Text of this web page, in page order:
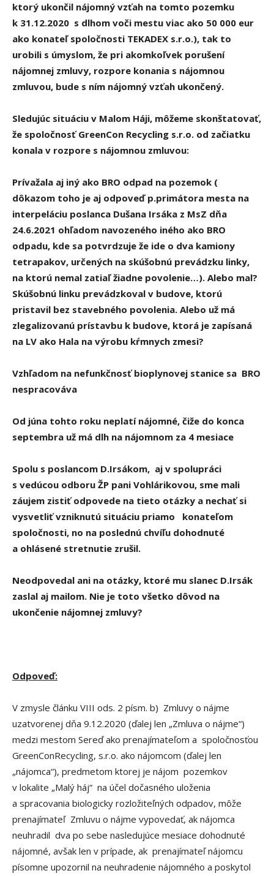
ktorý ukončil nájomný vzťah na tomto pozemku
k 31.12.2020 s dlhom voči mestu viac ako 50 000 eur
ako konateľ spoločnosti TEKADEX s.r.o.), tak to
urobili s úmyslom, že pri akomkoľvek porušení
nájomnej zmluvy, rozpore konania s nájomnou
zmluvou, bude s ním nájomný vzťah ukončený.
Sledujúc situáciu v Malom Háji, môžeme skonštatovať,
že spoločnosť GreenCon Recycling s.r.o. od začiatku
konala v rozpore s nájomnou zmluvou:
Prívažala aj iný ako BRO odpad na pozemok (
dôkazom toho je aj odpoveď p.primátora mesta na
interpeláciu poslanca Dušana Irsáka z MsZ dňa
24.6.2021 ohľadom navozeného iného ako BRO
odpadu, kde sa potvrdzuje že ide o dva kamiony
tetrapakov, určených na skúšobnú prevádzku linky,
na ktorú nemal zatiaľ žiadne povolenie…). Alebo mal?
Skúšobnú linku prevádzkoval v budove, ktorú
pristavil bez stavebného povolenia. Alebo už má
zlegalizovanú prístavbu k budove, ktorá je zapísaná
na LV ako Hala na výrobu kŕmnych zmesi?
Vzhľadom na nefunkčnosť bioplynovej stanice sa BRO
nespracováva
Od júna tohto roku neplatí nájomné, čiže do konca
septembra už má dlh na nájomnom za 4 mesiace
Spolu s poslancom D.Irsákom, aj v spolupráci
s vedúcou odboru ŽP pani Vohlárikovou, sme mali
záujem zistiť odpovede na tieto otázky a nechať si
vysvetliť vzniknutú situáciu priamo konateľom
spoločnosti, no na poslednú chvíľu dohodnuté
a ohlásené stretnutie zrušil.
Neodpovedal ani na otázky, ktoré mu slanec D.Irsák
zaslal aj mailom. Nie je toto všetko dôvod na
ukončenie nájomnej zmluvy?
Odpoveď:
V zmysle článku VIII ods. 2 písm. b) Zmluvy o nájme
uzatvorenej dňa 9.12.2020 (ďalej len „Zmluva o nájme“)
medzi mestom Sereď ako prenajímateľom a spoločnosťou
GreenConRecycling, s.r.o. ako nájomcom (ďalej len
„nájomca“), predmetom ktorej je nájom pozemkov
v lokalite „Malý háj“ na účel dočasného uloženia
a spracovania biologicky rozložiteľných odpadov, môže
prenajímateľ Zmluvu o nájme vypovedať, ak nájomca
neuhradil dva po sebe nasledujúce mesiace dohodnuté
nájomné, avšak len v prípade, ak prenajímateľ nájomcu
písomne upozornil na neuhradenie nájomného a poskytol